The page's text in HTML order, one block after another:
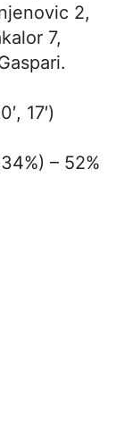
2,
7,
17′)
– 52%